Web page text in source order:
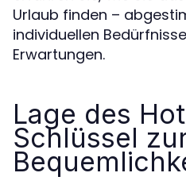
Urlaub finden –
individuellen
Erwartungen.
Lage des
Schlüssel